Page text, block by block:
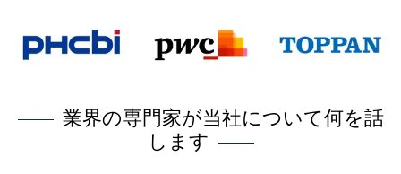
業界の専門家が当社について何を話
します